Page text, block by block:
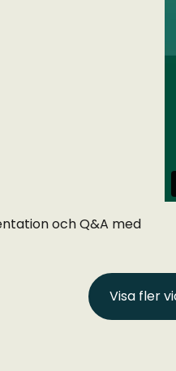
och Q&A med
Visa fler